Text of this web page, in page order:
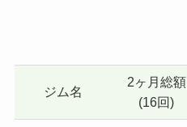
ジム名
2ヶ月総額
(16回)